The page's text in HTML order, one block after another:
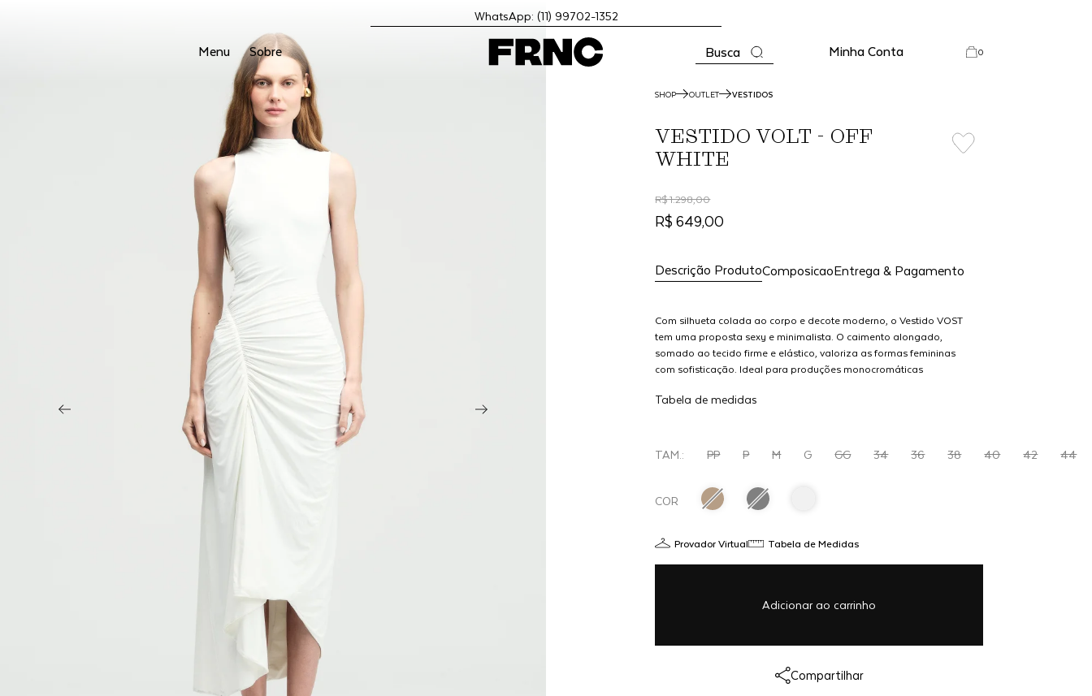
WhatsApp: (11) 99702-1352
Menu Sobre Busca Minha Conta 0
SHOP OUTLET VESTIDOS
VESTIDO VOLT - OFF
WHITE
R$ 1.298,00
R$ 649,00
Composicao
Descrição Produto Entrega & Pagamento
Com silhueta colada ao corpo e decote moderno, o Vestido VOST
tem uma proposta sexy e minimalista. O caimento alongado,
somado ao tecido firme e elástico, valoriza as formas femininas
com sofisticação. Ideal para produções monocromáticas
Tabela de medidas
VESTIDO
VOLT -
WHITE
TAM.: PP P M G GG 34 36 38 40 42 44
COR
Provador Virtual Tabela de Medidas
Adicionar ao carrinho
Link copiado!
Redirecionando...
Compartilhar